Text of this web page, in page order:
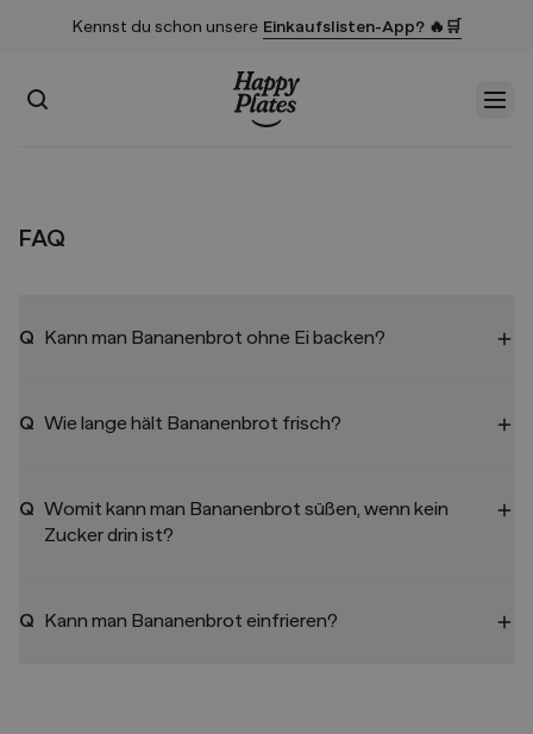
Kennst du schon unsere Einkaufslisten-App? 🔥🛒
Suchen
FAQ
Q Kann man Bananenbrot ohne Ei backen?
Q Wie lange hält Bananenbrot frisch?
Q Womit kann man Bananenbrot süßen, wenn kein
Zucker drin ist?
Q Kann man Bananenbrot einfrieren?